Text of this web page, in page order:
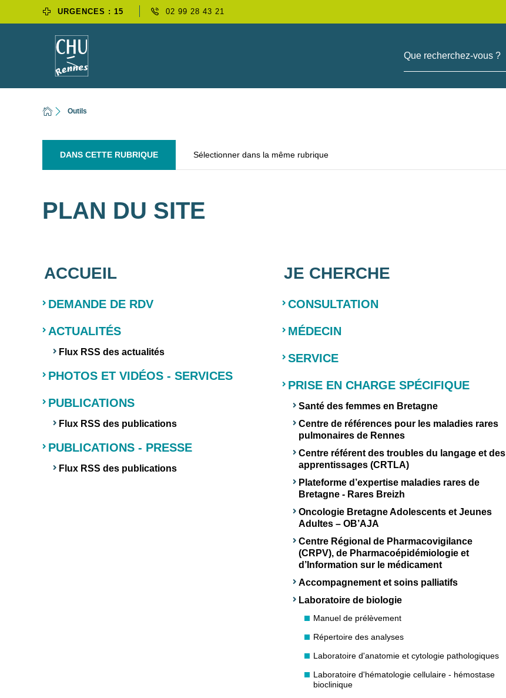
URGENCES : 15 02 99 28 43 21
Que recherchez-vous ?
Outils
DANS CETTE RUBRIQUE Sélectionner dans la même rubrique
PLAN DU SITE
ACCUEIL
DEMANDE DE RDV
ACTUALITÉS
Flux RSS des actualités
PHOTOS ET VIDÉOS - SERVICES
PUBLICATIONS
Flux RSS des publications
PUBLICATIONS - PRESSE
Flux RSS des publications
JE CHERCHE
CONSULTATION
MÉDECIN
SERVICE
PRISE EN CHARGE SPÉCIFIQUE
Santé des femmes en Bretagne
Centre de références pour les maladies rares
pulmonaires de Rennes
Centre référent des troubles du langage et des
apprentissages (CRTLA)
Plateforme d’expertise maladies rares de
Bretagne - Rares Breizh
Oncologie Bretagne Adolescents et Jeunes
Adultes – OB’AJA
Centre Régional de Pharmacovigilance
(CRPV), de Pharmacoépidémiologie et
d’Information sur le médicament
Accompagnement et soins palliatifs
Laboratoire de biologie
Manuel de prélèvement
Répertoire des analyses
Laboratoire d'anatomie et cytologie pathologiques
Laboratoire d'hématologie cellulaire - hémostase
bioclinique